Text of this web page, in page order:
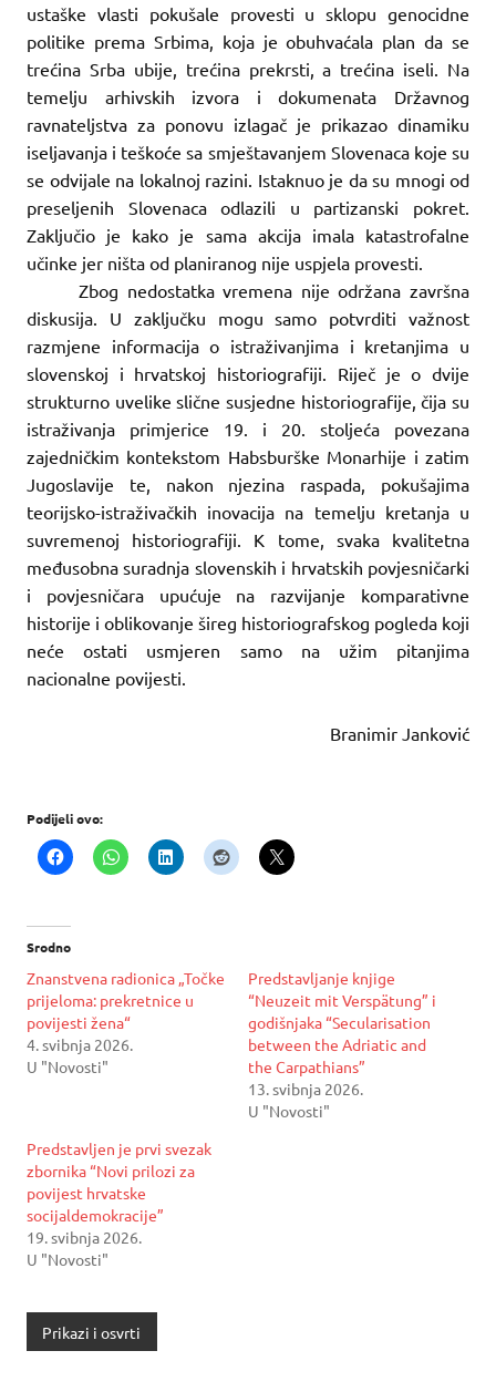
ustaške vlasti pokušale provesti u sklopu genocidne
politike prema Srbima, koja je obuhvaćala plan da se
trećina Srba ubije, trećina prekrsti, a trećina iseli. Na
temelju arhivskih izvora i dokumenata Državnog
ravnateljstva za ponovu izlagač je prikazao dinamiku
iseljavanja i teškoće sa smještavanjem Slovenaca koje su
se odvijale na lokalnoj razini. Istaknuo je da su mnogi od
preseljenih Slovenaca odlazili u partizanski pokret.
Zaključio je kako je sama akcija imala katastrofalne
učinke jer ništa od planiranog nije uspjela provesti.
Zbog nedostatka vremena nije održana završna
diskusija. U zaključku mogu samo potvrditi važnost
razmjene informacija o istraživanjima i kretanjima u
slovenskoj i hrvatskoj historiografiji. Riječ je o dvije
strukturno uvelike slične susjedne historiografije, čija su
istraživanja primjerice 19. i 20. stoljeća povezana
zajedničkim kontekstom Habsburške Monarhije i zatim
Jugoslavije te, nakon njezina raspada, pokušajima
teorijsko-istraživačkih inovacija na temelju kretanja u
suvremenoj historiografiji. K tome, svaka kvalitetna
međusobna suradnja slovenskih i hrvatskih povjesničarki
i povjesničara upućuje na razvijanje komparativne
historije i oblikovanje šireg historiografskog pogleda koji
neće ostati usmjeren samo na užim pitanjima
nacionalne povijesti.
Branimir Janković
Podijeli ovo:
Srodno
Znanstvena radionica „Točke
prijeloma: prekretnice u
povijesti žena“
4. svibnja 2026.
U "Novosti"
Predstavljanje knjige
“Neuzeit mit Verspätung” i
godišnjaka “Secularisation
between the Adriatic and
the Carpathians”
13. svibnja 2026.
U "Novosti"
Predstavljen je prvi svezak
zbornika “Novi prilozi za
povijest hrvatske
socijaldemokracije”
19. svibnja 2026.
U "Novosti"
Prikazi i osvrti